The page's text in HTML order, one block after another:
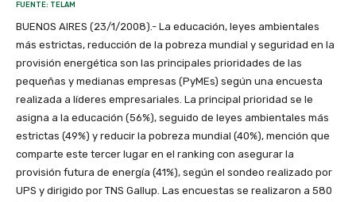
FUENTE: TELAM
BUENOS AIRES (23/1/2008).- La educación, leyes ambientales
más estrictas, reducción de la pobreza mundial y seguridad en la
provisión energética son las principales prioridades de las
pequeñas y medianas empresas (PyMEs) según una encuesta
realizada a líderes empresariales. La principal prioridad se le
asigna a la educación (56%), seguido de leyes ambientales más
estrictas (49%) y reducir la pobreza mundial (40%), mención que
comparte este tercer lugar en el ranking con asegurar la
provisión futura de energía (41%), según el sondeo realizado por
UPS y dirigido por TNS Gallup. Las encuestas se realizaron a 580